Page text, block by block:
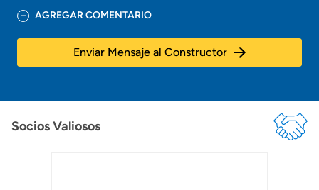
AGREGAR COMENTARIO
Enviar Mensaje al Constructor
Socios Valiosos